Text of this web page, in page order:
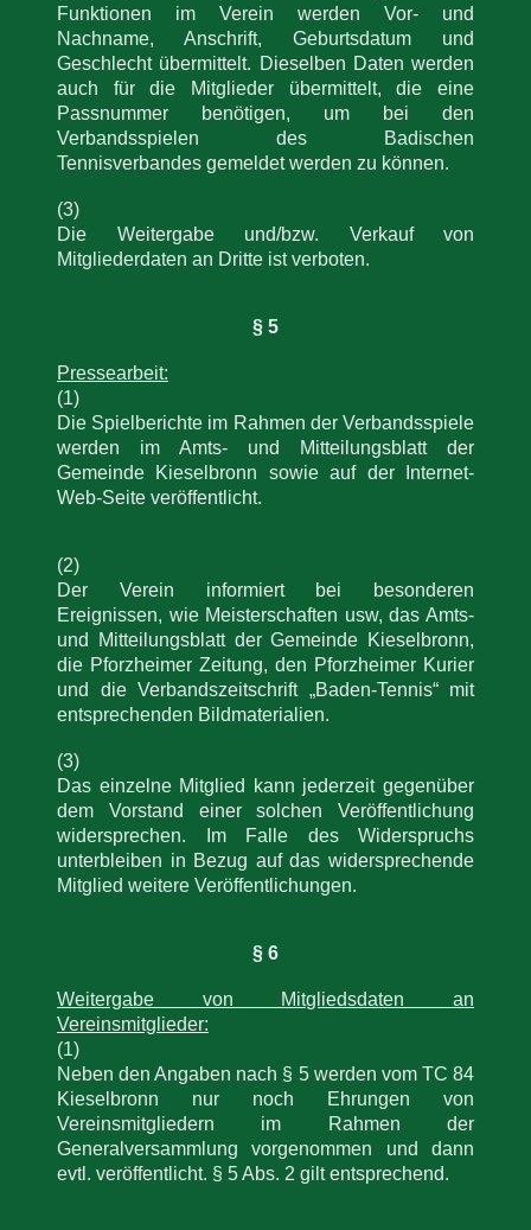
Funktionen im Verein werden Vor- und
Nachname, Anschrift, Geburtsdatum und
Geschlecht übermittelt. Dieselben Daten werden
auch für die Mitglieder übermittelt, die eine
Passnummer benötigen, um bei den
Verbandsspielen des Badischen
Tennisverbandes gemeldet werden zu können.
(3)
Die Weitergabe und/bzw. Verkauf von
Mitgliederdaten an Dritte ist verboten.
§ 5
Pressearbeit:
(1)
Die Spielberichte im Rahmen der Verbandsspiele
werden im Amts- und Mitteilungsblatt der
Gemeinde Kieselbronn sowie auf der Internet-
Web-Seite veröffentlicht.
(2)
Der Verein informiert bei besonderen
Ereignissen, wie Meisterschaften usw, das Amts-
und Mitteilungsblatt der Gemeinde Kieselbronn,
die Pforzheimer Zeitung, den Pforzheimer Kurier
und die Verbandszeitschrift „Baden-Tennis“ mit
entsprechenden Bildmaterialien.
(3)
Das einzelne Mitglied kann jederzeit gegenüber
dem Vorstand einer solchen Veröffentlichung
widersprechen. Im Falle des Widerspruchs
unterbleiben in Bezug auf das widersprechende
Mitglied weitere Veröffentlichungen.
§ 6
Weitergabe von Mitgliedsdaten an
Vereinsmitglieder:
(1)
Neben den Angaben nach § 5 werden vom TC 84
Kieselbronn nur noch Ehrungen von
Vereinsmitgliedern im Rahmen der
Generalversammlung vorgenommen und dann
evtl. veröffentlicht. § 5 Abs. 2 gilt entsprechend.